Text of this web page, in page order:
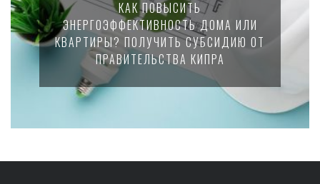
КАК ПОВЫСИТЬ
ЭНЕРГОЭФФЕКТИВНОСТЬ ДОМА ИЛИ
КВАРТИРЫ? ПОЛУЧИТЬ СУБСИДИЮ ОТ
ПРАВИТЕЛЬСТВА КИПРА